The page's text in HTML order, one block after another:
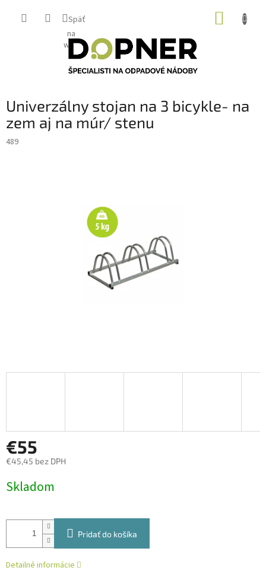
Späť
na
web
Univerzálny stojan na 3 bicykle- na
zem aj na múr/ stenu
489
€55
€45,45 bez DPH
cena:
Skladom
Pridať do košíka
Detailné informácie